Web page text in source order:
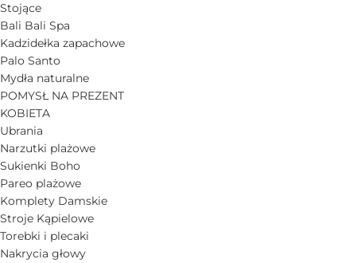
Stojące
Bali Bali Spa
Kadzidełka zapachowe
Palo Santo
Mydła naturalne
POMYSŁ NA PREZENT
KOBIETA
Ubrania
Narzutki plażowe
Sukienki Boho
Pareo plażowe
Komplety Damskie
Stroje Kąpielowe
Torebki i plecaki
Nakrycia głowy